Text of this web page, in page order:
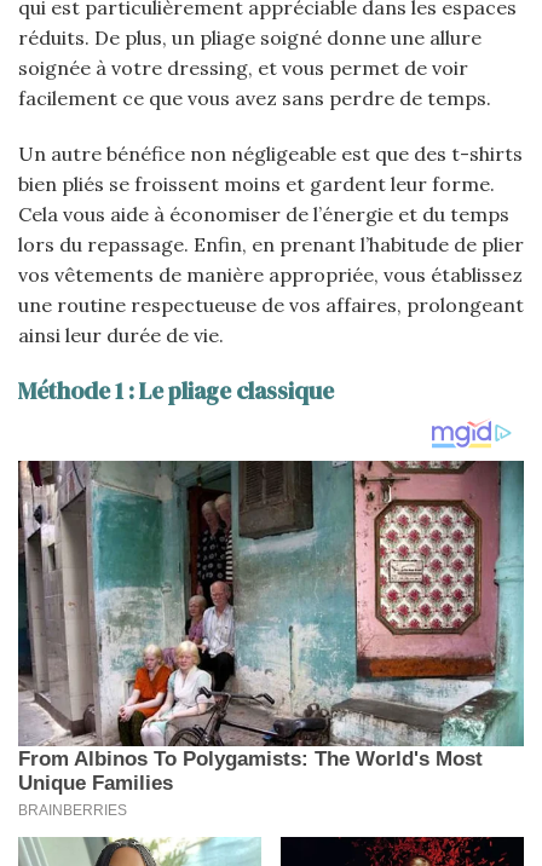
qui est particulièrement appréciable dans les espaces
réduits. De plus, un pliage soigné donne une allure
soignée à votre dressing, et vous permet de voir
facilement ce que vous avez sans perdre de temps.
Un autre bénéfice non négligeable est que des t-shirts
bien pliés se froissent moins et gardent leur forme.
Cela vous aide à économiser de l’énergie et du temps
lors du repassage. Enfin, en prenant l’habitude de plier
vos vêtements de manière appropriée, vous établissez
une routine respectueuse de vos affaires, prolongeant
ainsi leur durée de vie.
Méthode 1 : Le pliage classique